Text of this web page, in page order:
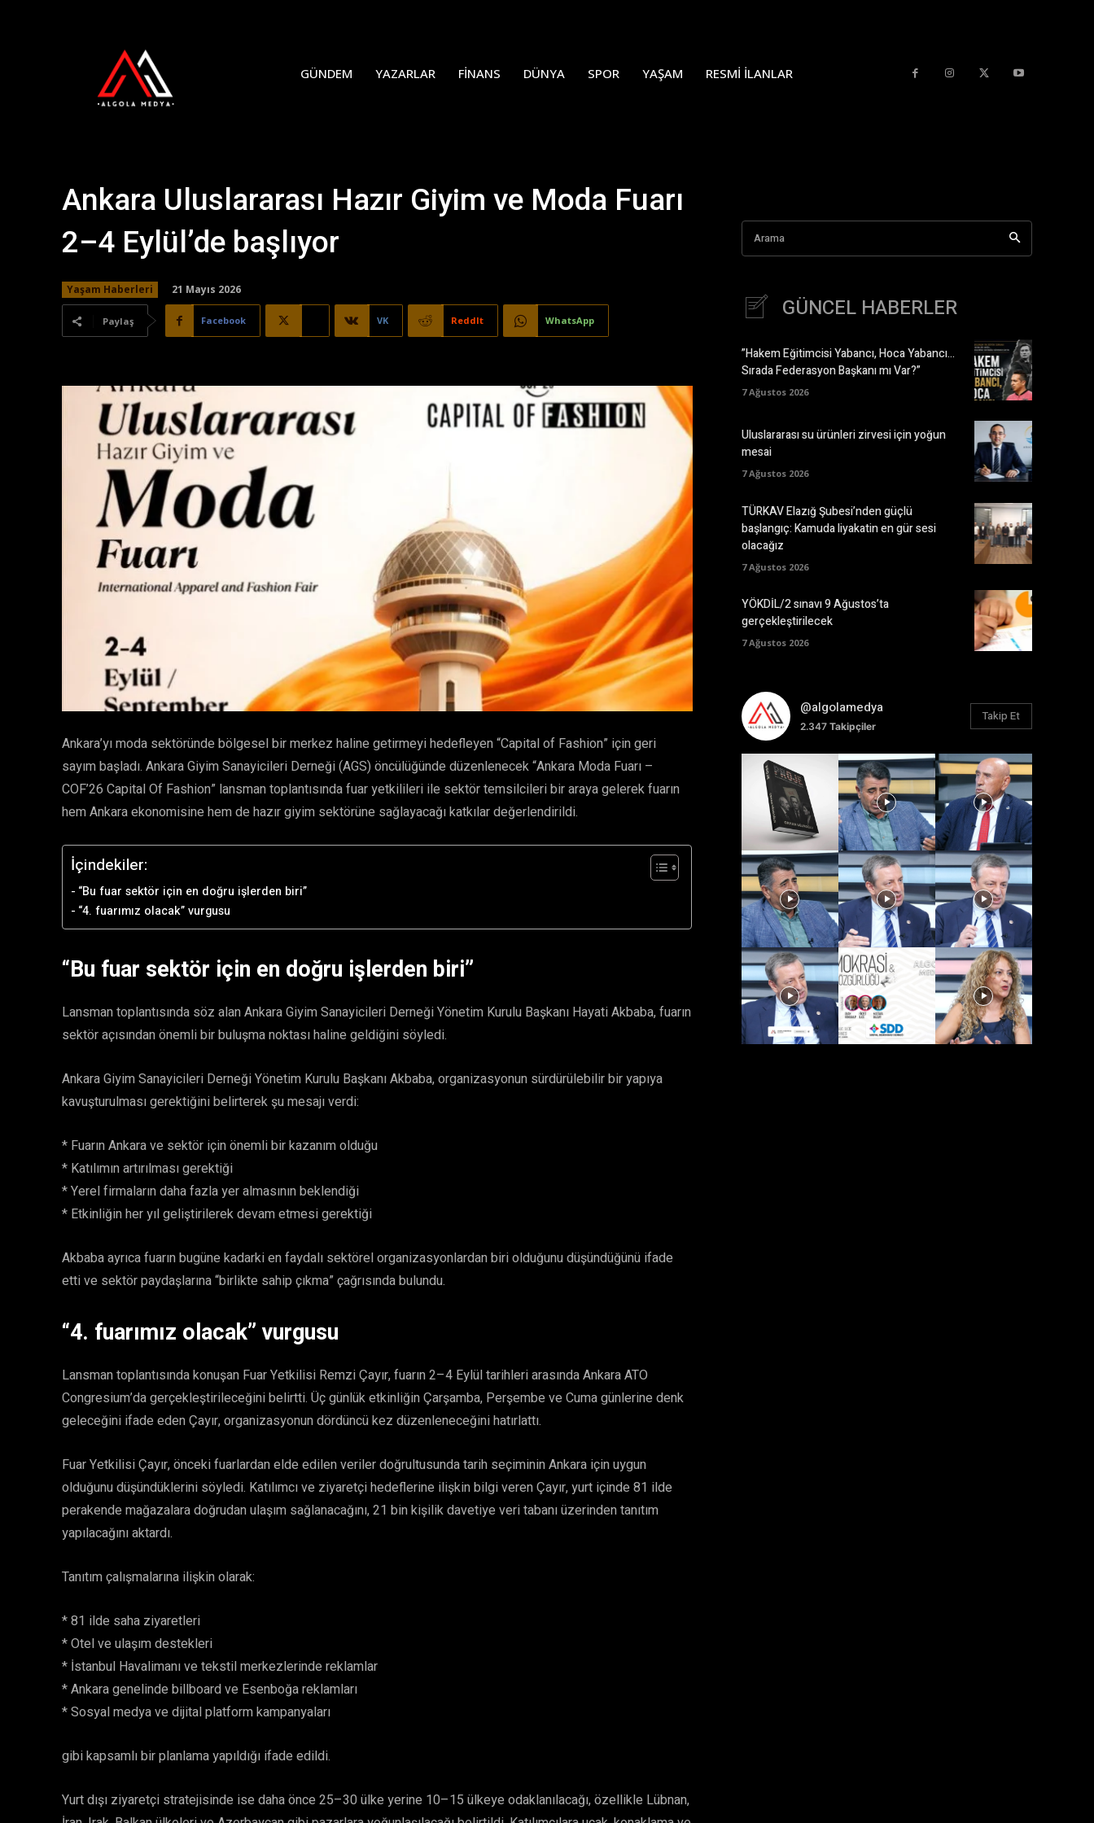
GÜNDEM YAZARLAR FINANS DÜNYA SPOR YAŞAM RESMI İLANLAR
Ankara Uluslararası Hazır Giyim ve Moda Fuarı
2–4 Eylül’de başlıyor
Yaşam Haberleri 21 Mayıs 2026
Paylaş Facebook VK ReddIt WhatsApp
Ankara’yı moda sektöründe bölgesel bir merkez haline getirmeyi hedefleyen “Capital of Fashion” için geri
sayım başladı. Ankara Giyim Sanayicileri Derneği (AGS) öncülüğünde düzenlenecek “Ankara Moda Fuarı –
COF’26 Capital Of Fashion” lansman toplantısında fuar yetkilileri ile sektör temsilcileri bir araya gelerek fuarın
hem Ankara ekonomisine hem de hazır giyim sektörüne sağlayacağı katkılar değerlendirildi.
İçindekiler:
“Bu fuar sektör için en doğru işlerden biri”
“4. fuarımız olacak” vurgusu
“Bu fuar sektör için en doğru işlerden biri”
Lansman toplantısında söz alan Ankara Giyim Sanayicileri Derneği Yönetim Kurulu Başkanı Hayati Akbaba, fuarın
sektör açısından önemli bir buluşma noktası haline geldiğini söyledi.
Ankara Giyim Sanayicileri Derneği Yönetim Kurulu Başkanı Akbaba, organizasyonun sürdürülebilir bir yapıya
kavuşturulması gerektiğini belirterek şu mesajı verdi:
* Fuarın Ankara ve sektör için önemli bir kazanım olduğu
* Katılımın artırılması gerektiği
* Yerel firmaların daha fazla yer almasının beklendiği
* Etkinliğin her yıl geliştirilerek devam etmesi gerektiği
Akbaba ayrıca fuarın bugüne kadarki en faydalı sektörel organizasyonlardan biri olduğunu düşündüğünü ifade
etti ve sektör paydaşlarına “birlikte sahip çıkma” çağrısında bulundu.
“4. fuarımız olacak” vurgusu
Lansman toplantısında konuşan Fuar Yetkilisi Remzi Çayır, fuarın 2–4 Eylül tarihleri arasında Ankara ATO
Congresium’da gerçekleştirileceğini belirtti. Üç günlük etkinliğin Çarşamba, Perşembe ve Cuma günlerine denk
geleceğini ifade eden Çayır, organizasyonun dördüncü kez düzenleneceğini hatırlattı.
Fuar Yetkilisi Çayır, önceki fuarlardan elde edilen veriler doğrultusunda tarih seçiminin Ankara için uygun
olduğunu düşündüklerini söyledi. Katılımcı ve ziyaretçi hedeflerine ilişkin bilgi veren Çayır, yurt içinde 81 ilde
perakende mağazalara doğrudan ulaşım sağlanacağını, 21 bin kişilik davetiye veri tabanı üzerinden tanıtım
yapılacağını aktardı.
Tanıtım çalışmalarına ilişkin olarak:
* 81 ilde saha ziyaretleri
* Otel ve ulaşım destekleri
* İstanbul Havalimanı ve tekstil merkezlerinde reklamlar
* Ankara genelinde billboard ve Esenboğa reklamları
* Sosyal medya ve dijital platform kampanyaları
gibi kapsamlı bir planlama yapıldığı ifade edildi.
Yurt dışı ziyaretçi stratejisinde ise daha önce 25–30 ülke yerine 10–15 ülkeye odaklanılacağı, özellikle Lübnan,
Arama
GÜNCEL HABERLER
”Hakem Eğitimcisi Yabancı, Hoca Yabancı…
Sırada Federasyon Başkanı mı Var?”
7 Ağustos 2026
Uluslararası su ürünleri zirvesi için yoğun
mesai
7 Ağustos 2026
TÜRKAV Elazığ Şubesi’nden güçlü
başlangıç: Kamuda liyakatin en gür sesi
olacağız
7 Ağustos 2026
YÖKDİL/2 sınavı 9 Ağustos’ta
gerçekleştirilecek
7 Ağustos 2026
@algolamedya
2.347Takipçiler
Takip Et